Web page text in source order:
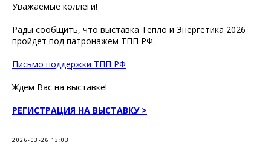
Уважаемые коллеги!
Рады сообщить, что выставка Тепло и Энергетика 2026
пройдет под патронажем ТПП РФ.
Письмо поддержки ТПП РФ
Ждем Вас на выставке!
РЕГИСТРАЦИЯ НА ВЫСТАВКУ >
2026-03-26 13:03